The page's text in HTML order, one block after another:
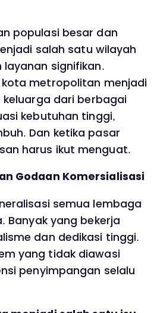
populasi besar dan
salah satu wilayah
signifikan.
metropolitan menjadi
dari berbagai
kebutuhan tinggi,
Dan ketika pasar
harus ikut menguat.
Godaan Komersialisasi
semua lembaga
Banyak yang bekerja
dan dedikasi tinggi.
yang tidak diawasi
penyimpangan selalu